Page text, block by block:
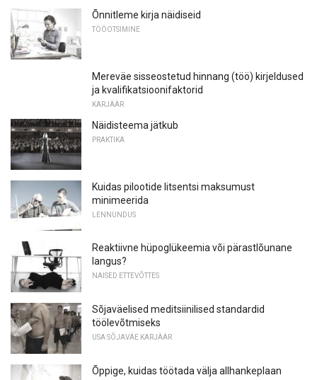
Õnnitleme kirja näidiseid
TÖÖOTSIMINE
Mereväe sisseostetud hinnang (töö) kirjeldused
ja kvalifikatsioonifaktorid
KARJÄÄR
Näidisteema jätkub
PRAKTIKA
Kuidas pilootide litsentsi maksumust
minimeerida
LENNUNDUS
Reaktiivne hüpoglükeemia või pärastlõunane
langus?
NAISED ETTEVÕTTES
Sõjaväelised meditsiinilised standardid
töölevõtmiseks
USA SÕJAVÄE KARJÄÄR
Õppige, kuidas töötada välja allhankeplaan